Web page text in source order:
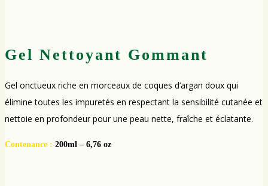
Gel Nettoyant Gommant
Gel onctueux riche en morceaux de coques d’argan doux qui
élimine toutes les impuretés en respectant la sensibilité cutanée et
nettoie en profondeur pour une peau nette, fraîche et éclatante.
Contenance : 200ml – 6,76 oz